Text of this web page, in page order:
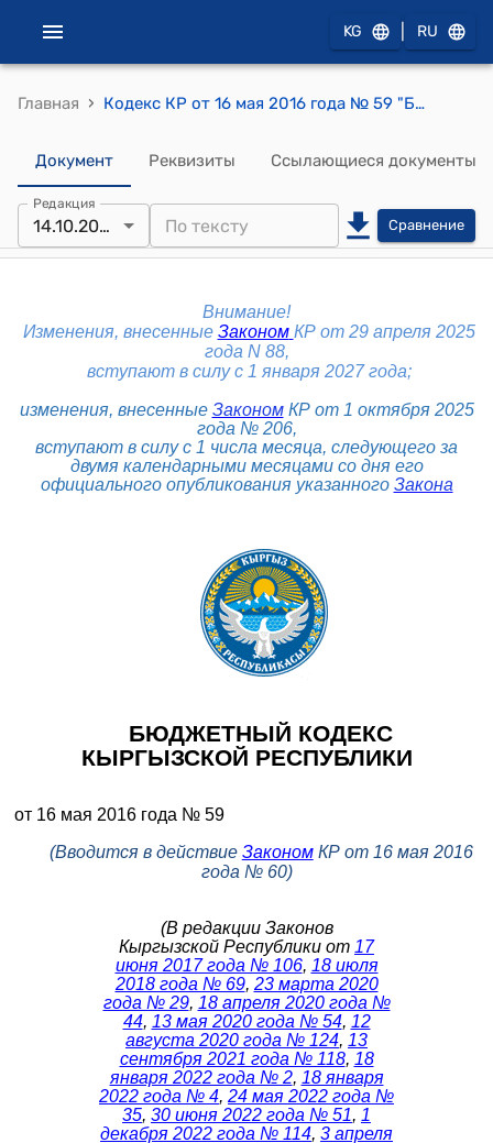
KG RU
Главная › Кодекс КР от 16 мая 2016 года № 59 "Бюджетный кодекс Кыргызской Республики"
Документ Реквизиты Ссылающиеся документы
Редакция
14.10.2025 Сравнение